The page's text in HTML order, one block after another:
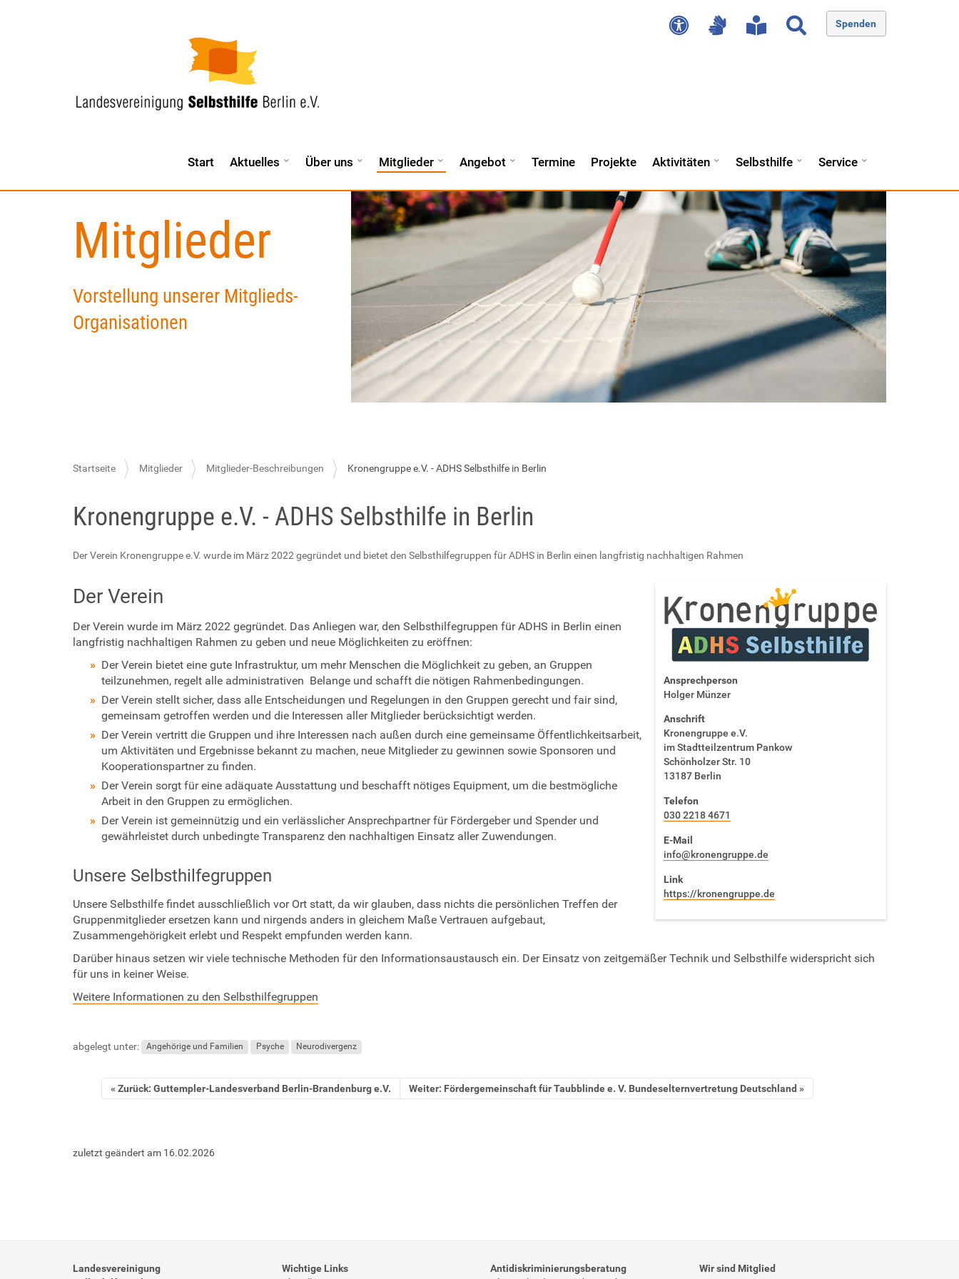
Spenden
Start Aktuelles Über uns Mitglieder Angebot Termine Projekte Aktivitäten Selbsthilfe Service
Mitglieder
Vorstellung unserer Mitglieds-
Organisationen
S
e
i
d
i
Startseite Mitglieder Mitglieder-Beschreibungen Kronengruppe e.V. - ADHS Selbsthilfe in Berlin
Kronengruppe e.V. - ADHS Selbsthilfe in Berlin
Der Verein Kronengruppe e.V. wurde im März 2022 gegründet und bietet den Selbsthilfegruppen für ADHS in Berlin einen langfristig nachhaltigen Rahmen
Ansprechperson
Holger Münzer
Anschrift
Kronengruppe e.V.
im Stadtteilzentrum Pankow
Schönholzer Str. 10
13187 Berlin
Telefon
030 2218 4671
E-Mail
info@kronengruppe.de
Link
https://kronengruppe.de
Der Verein
Der Verein wurde im März 2022 gegründet. Das Anliegen war, den Selbsthilfegruppen für ADHS in Berlin einen
langfristig nachhaltigen Rahmen zu geben und neue Möglichkeiten zu eröffnen:
Der Verein bietet eine gute Infrastruktur, um mehr Menschen die Möglichkeit zu geben, an Gruppen
teilzunehmen, regelt alle administrativen Belange und schafft die nötigen Rahmenbedingungen.
Der Verein stellt sicher, dass alle Entscheidungen und Regelungen in den Gruppen gerecht und fair sind,
gemeinsam getroffen werden und die Interessen aller Mitglieder berücksichtigt werden.
Der Verein vertritt die Gruppen und ihre Interessen nach außen durch eine gemeinsame Öffentlichkeitsarbeit,
um Aktivitäten und Ergebnisse bekannt zu machen, neue Mitglieder zu gewinnen sowie Sponsoren und
Kooperationspartner zu finden.
Der Verein sorgt für eine adäquate Ausstattung und beschafft nötiges Equipment, um die bestmögliche
Arbeit in den Gruppen zu ermöglichen.
Der Verein ist gemeinnützig und ein verlässlicher Ansprechpartner für Fördergeber und Spender und
gewährleistet durch unbedingte Transparenz den nachhaltigen Einsatz aller Zuwendungen.
Unsere Selbsthilfegruppen
Unsere Selbsthilfe findet ausschließlich vor Ort statt, da wir glauben, dass nichts die persönlichen Treffen der
Gruppenmitglieder ersetzen kann und nirgends anders in gleichem Maße Vertrauen aufgebaut,
Zusammengehörigkeit erlebt und Respekt empfunden werden kann.
Darüber hinaus setzen wir viele technische Methoden für den Informationsaustausch ein. Der Einsatz von zeitgemäßer Technik und Selbsthilfe widerspricht sich
für uns in keiner Weise.
Weitere Informationen zu den Selbsthilfegruppen
abgelegt unter: Angehörige und Familien Psyche Neurodivergenz
Zurück: Guttempler-Landesverband Berlin-Brandenburg e.V. Weiter: Fördergemeinschaft für Taubblinde e. V. Bundeselternvertretung Deutschland
zuletzt geändert am 16.02.2026
Landesvereinigung
Wichtige Links
Antidiskriminierungsberatung
Wir sind Mitglied